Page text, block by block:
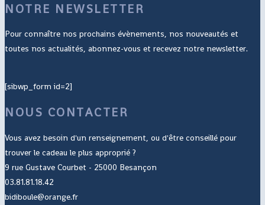
NOTRE NEWSLETTER
Pour connaître nos prochains évènements, nos nouveautés et
toutes nos actualités, abonnez-vous et recevez notre newsletter.
[sibwp_form id=2]
NOUS CONTACTER
Vous avez besoin d'un renseignement, ou d'être conseillé pour
trouver le cadeau le plus approprié ?
9 rue Gustave Courbet - 25000 Besançon
03.81.81.18.42
bidiboule@orange.fr